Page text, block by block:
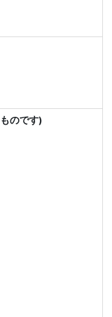
のです)